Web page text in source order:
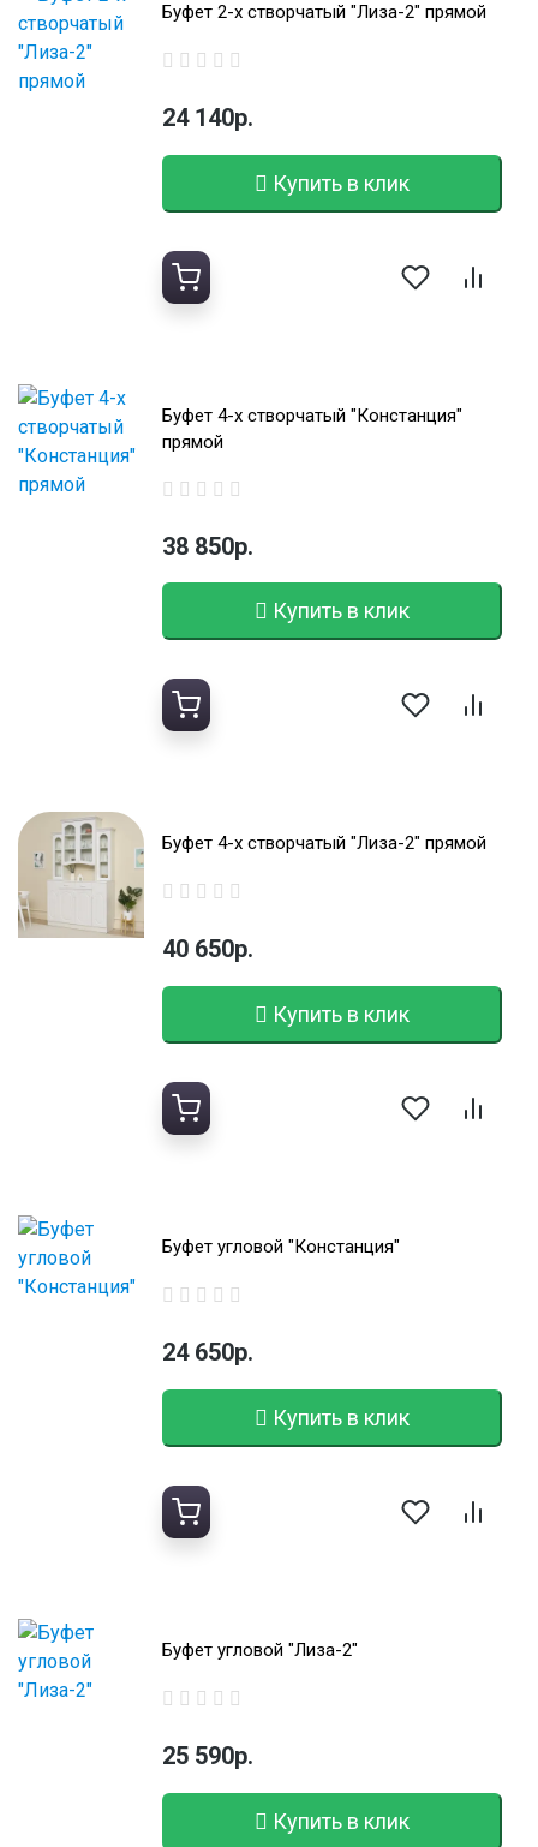
Буфет 2-х створчатый "Лиза-2" прямой
24 140р.
Купить в клик
Буфет 4-х створчатый "Констанция"
прямой
38 850р.
Купить в клик
Буфет 4-х створчатый "Лиза-2" прямой
40 650р.
Купить в клик
Буфет угловой "Констанция"
24 650р.
Купить в клик
Буфет угловой "Лиза-2"
25 590р.
Купить в клик